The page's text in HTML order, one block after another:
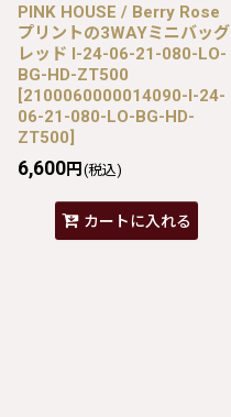
PINK HOUSE / Berry Rose
プリントの3WAYミニバッグ
レッド I-24-06-21-080-LO-
BG-HD-ZT500
[2100060000014090-I-24-
06-21-080-LO-BG-HD-
ZT500]
6,600円 (税込)
カートに入れる